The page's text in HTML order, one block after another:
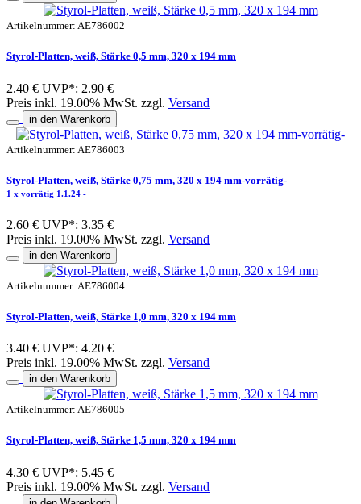
Artikelnummer: AE786002
Styrol-Platten, weiß, Stärke 0,5 mm, 320 x 194 mm
2.40 € UVP*: 2.90 €
Preis inkl. 19.00% MwSt. zzgl. Versand
in den Warenkorb
Artikelnummer: AE786003
Styrol-Platten, weiß, Stärke 0,75 mm, 320 x 194 mm-vorrätig-
1 x vorrätig 1.1.24 -
2.60 € UVP*: 3.35 €
Preis inkl. 19.00% MwSt. zzgl. Versand
in den Warenkorb
Artikelnummer: AE786004
Styrol-Platten, weiß, Stärke 1,0 mm, 320 x 194 mm
3.40 € UVP*: 4.20 €
Preis inkl. 19.00% MwSt. zzgl. Versand
in den Warenkorb
Artikelnummer: AE786005
Styrol-Platten, weiß, Stärke 1,5 mm, 320 x 194 mm
4.30 € UVP*: 5.45 €
Preis inkl. 19.00% MwSt. zzgl. Versand